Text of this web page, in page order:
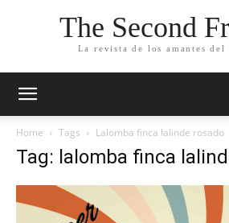
The Second
La revista de los amantes
Home Tags Lalomba finca lalinde rosado
Tag: lalomba finca